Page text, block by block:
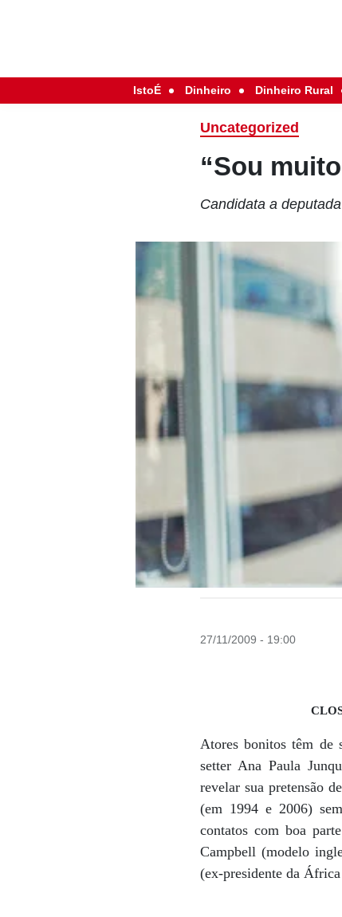
IstoÉ Dinheiro Dinheiro Rural
Uncategorized
“Sou
Candidata a
27/11/2009 - 19:00
Atores bonitos têm de
setter Ana Paula
revelar sua pretensão
(em 1994 e 2006)
contatos com boa
Campbell (modelo
(ex-presidente da